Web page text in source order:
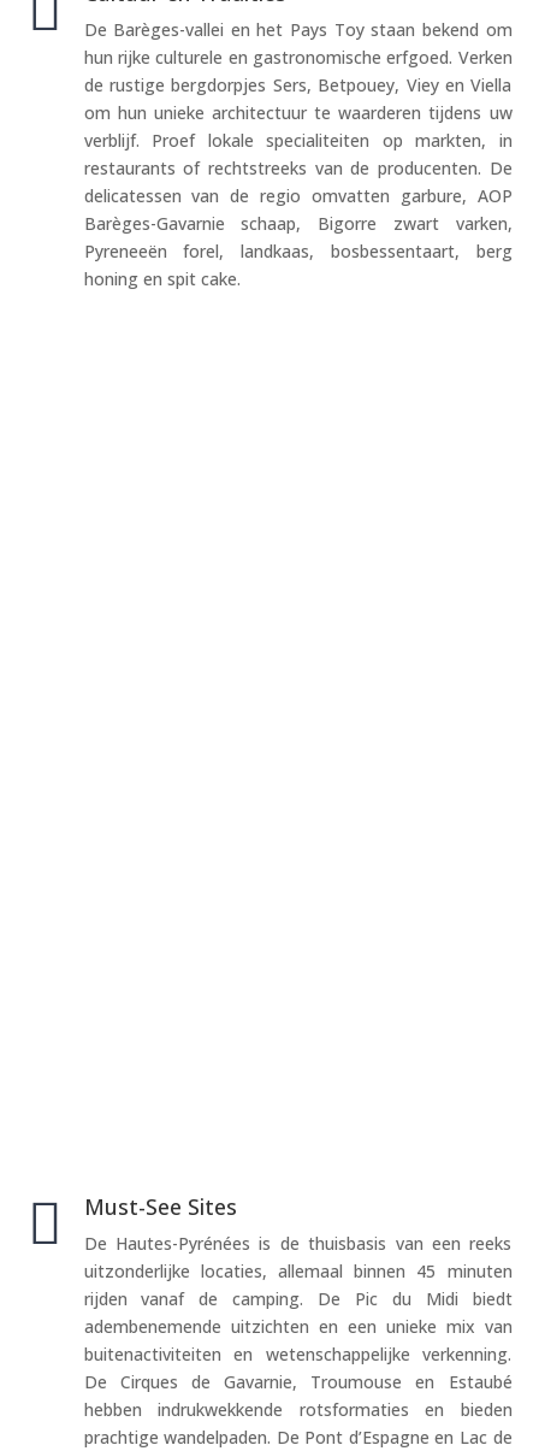
De Barèges-vallei en het Pays Toy staan bekend om
hun rijke culturele en gastronomische erfgoed. Verken
de rustige bergdorpjes Sers, Betpouey, Viey en Viella
om hun unieke architectuur te waarderen tijdens uw
verblijf. Proef lokale specialiteiten op markten, in
restaurants of rechtstreeks van de producenten. De
delicatessen van de regio omvatten garbure, AOP
Barèges-Gavarnie schaap, Bigorre zwart varken,
Pyreneeën forel, landkaas, bosbessentaart, berg
honing en spit cake.
 Must-See Sites
De Hautes-Pyrénées is de thuisbasis van een reeks
uitzonderlijke locaties, allemaal binnen 45 minuten
rijden vanaf de camping. De Pic du Midi biedt
adembenemende uitzichten en een unieke mix van
buitenactiviteiten en wetenschappelijke verkenning.
De Cirques de Gavarnie, Troumouse en Estaubé
hebben indrukwekkende rotsformaties en bieden
prachtige wandelpaden. De Pont d’Espagne en Lac de